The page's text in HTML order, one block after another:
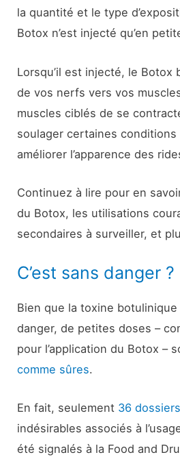
la quantité et le type
Botox n’est injecté qu’en
Lorsqu’il est injecté, le Botox
de vos nerfs vers vos
muscles ciblés de se
soulager certaines
améliorer l’apparence des
Continuez à lire pour en
du Botox, les utilisations
secondaires à surveiller, et
C’est sans danger ?
Bien que la toxine
danger, de petites doses –
pour l’application du Botox –
comme sûres.
En fait, seulement 36 dossiers
indésirables associés à
été signalés à la Food and